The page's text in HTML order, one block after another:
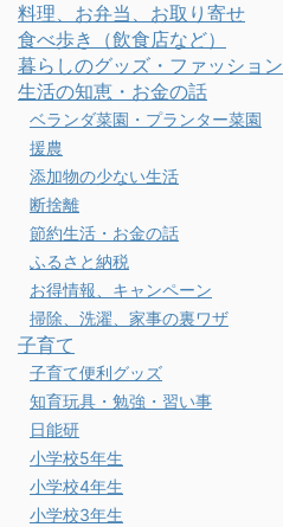
料理、お弁当、お取り寄せ
食べ歩き（飲食店など）
暮らしのグッズ・ファッション
生活の知恵・お金の話
ベランダ菜園・プランター菜園
援農
添加物の少ない生活
断捨離
節約生活・お金の話
ふるさと納税
お得情報、キャンペーン
掃除、洗濯、家事の裏ワザ
子育て
子育て便利グッズ
知育玩具・勉強・習い事
日能研
小学校5年生
小学校4年生
小学校3年生